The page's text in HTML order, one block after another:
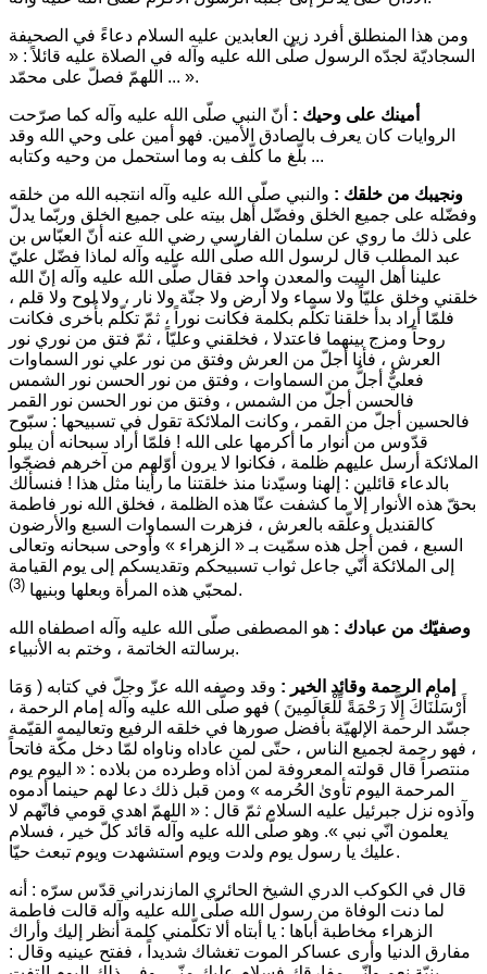
ومن هذا المنطلق أفرد زين العابدين عليه السلام دعاءً في الصحيفة
السجاديّة لجدّه الرسول صلّى الله عليه وآله في الصلاة عليه قائلاً : «
اللهمّ فصلّ على محمّد ... ».
أمينك على وحيك : أنّ النبي صلّى الله عليه وآله كما صرّحت
الروايات كان يعرف بالصادق الأمين. فهو أمين على وحي الله وقد
بلّغ ما كلّف به وما استحمل من وحيه وكتابه ...
ونجيبك من خلقك : والنبي صلّى الله عليه وآله انتجبه الله من خلقه
وفضّله على جميع الخلق وفضّل أهل بيته على جميع الخلق وربّما يدلّ
على ذلك ما روي عن سلمان الفارسي رضي الله عنه أنّ العبّاس بن
عبد المطلب قال لرسول الله صلّى الله عليه وآله لماذا فضّل عليّ
علينا أهل البيت والمعدن واحد فقال صلّى الله عليه وآله إنّ الله
خلقني وخلق عليّاً ولا سماء ولا أرض ولا جنّة ولا نار ، ولا لوح ولا قلم ،
فلمّا أراد بدأ خلقنا تكلّم بكلمة فكانت نوراً ، ثمّ تكلّم بأُخرى فكانت
روحاً ومزج بينهما فاعتدلا ، فخلقني وعليّاً ، ثمّ فتق من نوري نور
العرش ، فأنا أجلّ من العرش وفتق من نور علي نور السماوات
فعليٌّ أجلُّ من السماوات ، وفتق من نور الحسن نور الشمس
فالحسن أجلّ من الشمس ، وفتق من نور الحسن نور القمر
فالحسين أجلّ من القمر ، وكانت الملائكة تقول في تسبيحها : سبّوح
قدّوس من أنوار ما أكرمها على الله ! فلمّا أراد سبحانه أن يبلو
الملائكة أرسل عليهم ظلمة ، فكانوا لا يرون أوّلهم من آخرهم فضجّوا
بالدعاء قائلين : إلهنا وسيّدنا منذ خلقتنا ما رأينا مثل هذا ! فنسألك
بحقّ هذه الأنوار إلّا ما كشفت عنّا هذه الظلمة ، فخلق الله نور فاطمة
كالقنديل وعلّقه بالعرش ، فزهرت السماوات السبع والأرضون
السبع ، فمن أجل هذه سمّيت بـ « الزهراء » وأوحى سبحانه وتعالى
إلى الملائكة أنّي جاعل ثواب تسبيحكم وتقديسكم إلى يوم القيامة
لمحبّي هذه المرأة وبعلها وبنيها (3) .
وصفيّك من عبادك : هو المصطفى صلّى الله عليه وآله اصطفاه الله
برسالته الخاتمة ، وختم به الأنبياء.
إمام الرحمة وقائد الخير : وقد وصفه الله عزّ وجلّ في كتابه ( وَمَا
أَرْسَلْنَاكَ إِلَّا رَحْمَةً لِّلْعَالَمِينَ ) فهو صلّى الله عليه وآله إمام الرحمة ،
جسّد الرحمة الإلهيّة بأفضل صورها في خلقه الرفيع وتعاليمه القيّمة
، فهو رحمة لجميع الناس ، حتّى لمن عاداه وناواه لمّا دخل مكّة فاتحاً
منتصراً قال قولته المعروفة لمن آذاه وطرده من بلاده : « اليوم يوم
المرحمة اليوم تأوىٰ الحُرمه » ومن قبل ذلك دعا لهم حينما أدموه
وآذوه نزل جبرئيل عليه السلام ثمّ قال : « اللهمّ اهدي قومي فانّهم لا
يعلمون انّي نبي ». وهو صلّى الله عليه وآله قائد كلّ خير ، فسلام
عليك يا رسول يوم ولدت ويوم استشهدت ويوم تبعث حيّا.
قال في الكوكب الدري الشيخ الحائري المازندراني قدّس سرّه : أنه
لما دنت الوفاة من رسول الله صلّى الله عليه وآله قالت فاطمة
الزهراء مخاطبة أباها : يا أبتاه ألا تكلّمني كلمة أنظر إليك وأراك
مفارق الدنيا وأرى عساكر الموت تغشاك شديداً ، ففتح عينيه وقال :